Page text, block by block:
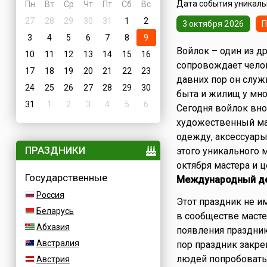
Пн Вт Ср Чт Пт Сб
Вс
27
28 29 30 31 1
2
3
4 5 6 7 8
9
10
11 12 13 14 15
16
17
18 19 20 21 22
23
24
25 26 27 28 29
30
31
1 2 3 4 5 6
ПРАЗДНИКИ
Государственные
Россия
Беларусь
Абхазия
Австралия
Австрия
Дата события
3 октября 2026
Войлок – один из
сопровождает
давних пор он
быта и жилищ у
Сегодня войлок
художественный
одежду,
этого уникального
октября мастера и
Международный
Этот праздник не
в сообществе
появления
пор праздник
людей